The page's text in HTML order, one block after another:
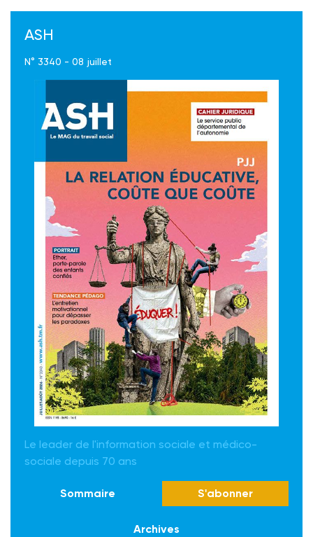
ASH
N° 3340 - 08 juillet
Le leader de l'information sociale et médico-
sociale depuis 70 ans
Sommaire S'abonner
Archives